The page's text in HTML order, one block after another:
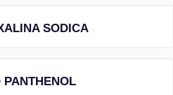
SODICA
PANTHENOL